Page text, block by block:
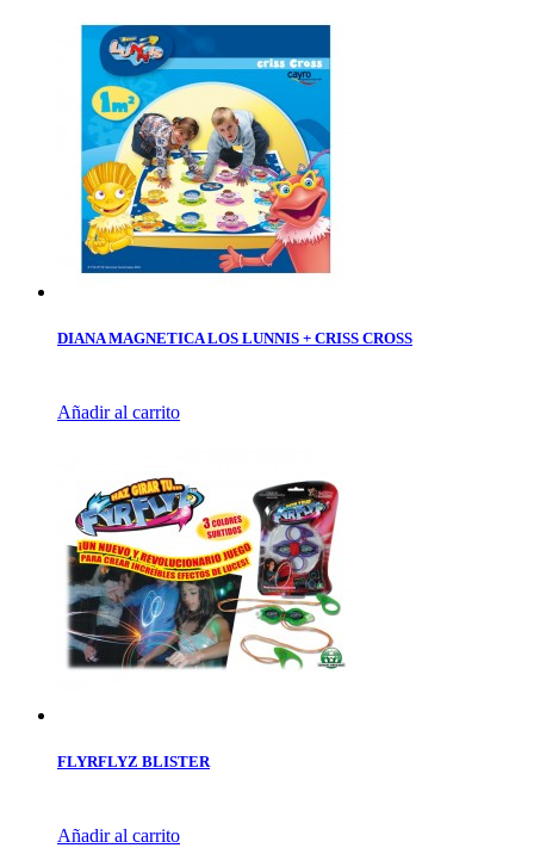
DIANA MAGNETICA LOS LUNNIS + CRISS CROSS
Añadir al carrito
FLYRFLYZ BLISTER
Añadir al carrito